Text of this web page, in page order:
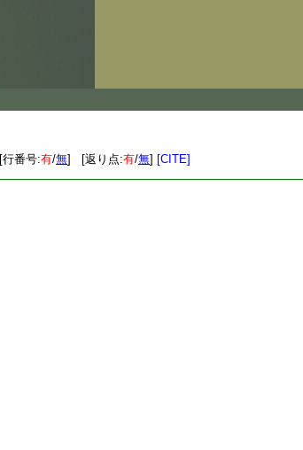
[行番号:有/無] [返り点:有/無] [CITE]